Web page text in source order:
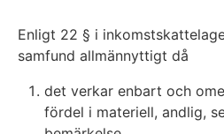
Enligt 22 § i
samfund allmännyttigt då
det verkar enbart och
fördel i materiell, andlig,